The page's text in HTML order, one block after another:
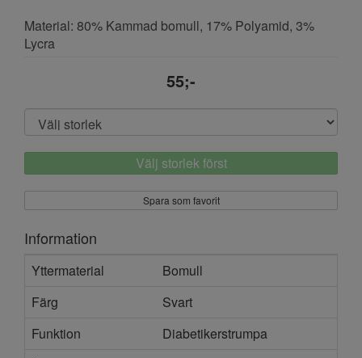
Material: 80% Kammad bomull, 17% Polyamid, 3%
Lycra
55;-
Välj storlek först
Spara som favorit
Information
Yttermaterial
Bomull
Färg
Svart
Funktion
Diabetikerstrumpa